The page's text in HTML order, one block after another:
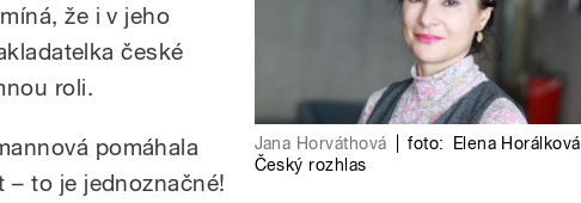
Jana Horváthová foto: Elena Horálková
Český rozhlas
že i v jeho
české
roli.
pomáhala
– to je jednoznačné!